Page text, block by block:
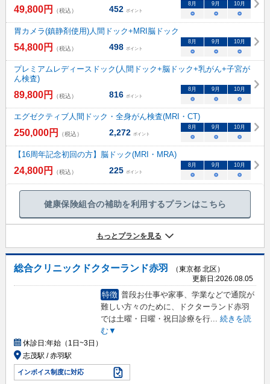
49,800円 （税込） 452 ポイント
8月 9月 10月
○ ○ ○
胃カメラ(鎮静剤使用)人間ドック+MRI脳ドック
54,800円 （税込） 498 ポイント
8月 9月 10月
○ ○ ○
プレミアムレディースドック(人間ドック+脳ドック+乳がん+子宮が
ん検査)
89,800円 （税込） 816 ポイント
8月 9月 10月
○ ○ ○
エグゼクティブ人間ドック・全身がん検査(MRI・CT)
250,000円 （税込） 2,272 ポイント
8月 9月 10月
○ ○ ○
【16周年記念初回の方】脳ドック(MRI・MRA)
24,800円 （税込） 225 ポイント
8月 9月 10月
○ ○ ○
健康保険組合の補助を利用するプランはこちら
もっとプランを見る
総合クリニックドクターランド赤羽
（東京都 北区）
更新日:2026.08.05
特徴 普段お仕事や家事、学業などで通院が
難しい方々のために、ドクターランド赤羽
では土曜・日曜・祝日診療を行...
続きを読
む▼
休診日:年始（1日~3日）
志茂駅 / 赤羽駅
インボイス制度に対応